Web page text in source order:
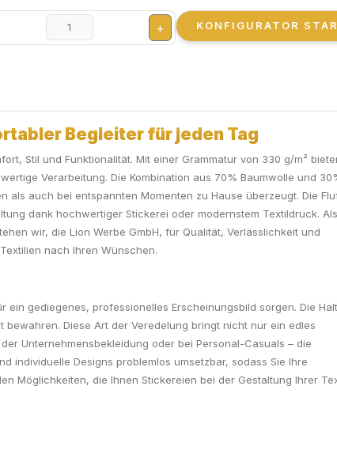
+ KONFIGURATOR
Begleiter für jeden Tag
Stil und Funktionalität. Mit einer Grammatur von 330 g/m²
Verarbeitung. Die Kombination aus 70% Baumwolle und
auch bei entspannten Momenten zu Hause überzeugt. Die
dank hochwertiger Stickerei oder modernstem Textildruck. Als
wir, die Lion Werbe GmbH, für Qualität, Verlässlichkeit und
nach Ihren Wünschen.
gediegenes, professionelles Erscheinungsbild sorgen. Die
Diese Art der Veredelung bringt nicht nur ein edles
Unternehmensbekleidung oder bei Personal-Casuals – die
individuelle Designs problemlos umsetzbar, sodass Sie Ihre
Möglichkeiten, die Ihnen Stickereien bei der Gestaltung Ihrer